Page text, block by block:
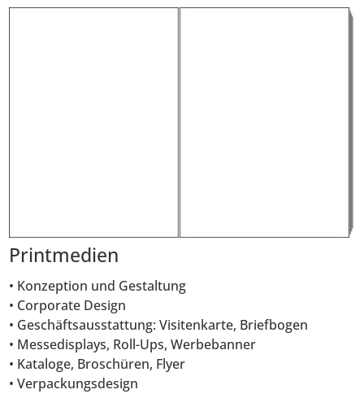
Printmedien
• Konzeption und Gestaltung
• Corporate Design
• Geschäftsausstattung: Visitenkarte, Briefbogen
• Messedisplays, Roll-Ups, Werbebanner
• Kataloge, Broschüren, Flyer
• Verpackungsdesign